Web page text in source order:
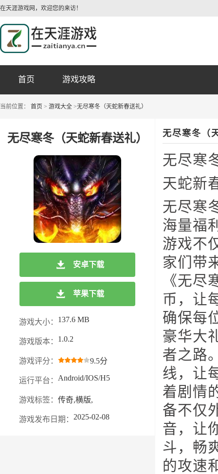
在天涯游戏网，欢迎您的来访！
首页 游戏攻略
当前位置： 首页 > 游戏大全 >无尽寒冬（天蛇新春送礼）
无尽寒冬（天蛇新春送礼）
安卓下载
苹果下载
游戏大小： 137.6 MB
游戏版本： 1.0.2
游戏评分： 9.5分
运行平台： Android/IOS/H5
游戏标签： 传奇,横版,
游戏发布日期： 2025-02-08
无尽寒冬（
无尽寒
天蛇新
无尽寒
海量福
游戏不
家们带
《无
币，让
确保每
豪华大
者之路
线，让
着剧情
备不仅
音，让
斗，畅
的攻速